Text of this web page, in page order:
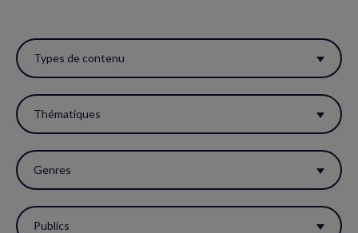
ces
filtres
pour
réactualiser
la
page.
Types de contenu
Thématiques
Genres
Publics